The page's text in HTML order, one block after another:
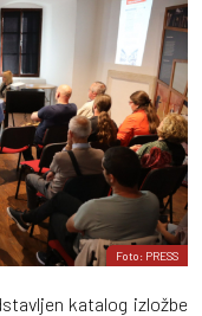
Foto: PRESS
katalog izložbe